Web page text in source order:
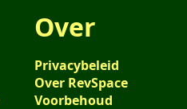
Over
Privacybeleid
Over RevSpace
Voorbehoud